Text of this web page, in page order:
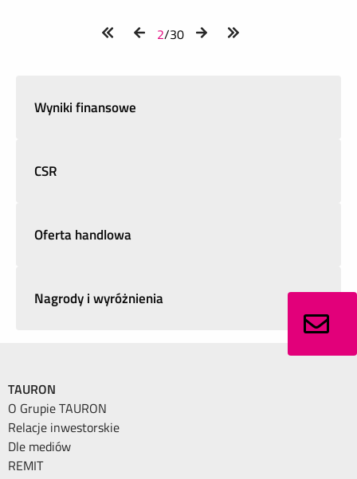
2/30
Wyniki finansowe
CSR
Oferta handlowa
Nagrody i wyróżnienia
TAURON
O Grupie TAURON
Relacje inwestorskie
Dle mediów
REMIT